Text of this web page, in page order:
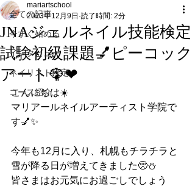
全ての記事
今すぐ始める
インタビュー
ネイリスト検定
コース紹介
JNAジェルネイル技能検定
試験初級課題💅ピーコック
アート🦚❤
mariartschool
2023年12月9日 読了時間: 2分
こんにちは☀️
マリアールネイルアーティスト学院で
す💅✨
今年も12月に入り、札幌もチラチラと
雪が降る日が増えてきました🥺⛄
皆さまはお元気にお過ごしでしょう